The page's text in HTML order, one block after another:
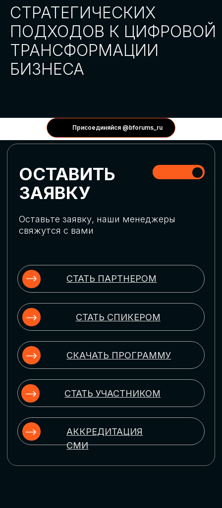
Присоединяйся @bforums_ru
АККРЕДИТАЦИЯ
СМИ
ГЛОБАЛЬНАЯ
ЦИФРОВИЗАЦИЯ
актуальных трендов глобальной цифровой
трансформации. Узнаем о новых подходах
массовом использовании ИИ-
инструментов, обеспечении
ИСКУССТВЕННЫЙ
Узнаем как компании адаптируются к
новой ИИ-реальности. Как ИИ-
сотрудники становятся
«полноправными» членами команды, как
ИИ-помощники забирают на себя рутину
и как можно значительно увеличить
производительность без огромных
затрат на нейросети
ЦИФРОВИЗАЦИЯ
УПРАВЛЕНИЯ ПЕРСОНАЛОМ
Рассмотрим управление человеческим
комплексные решения для роста
производительности и кейсы
оптимизации процессов найма,
развития, оценки и удержания
ЦИФРОВИЗАЦИЯ
КЛИЕНТСКОГО СЕРВИСА
Разберем кейсы в сфере цифровизации